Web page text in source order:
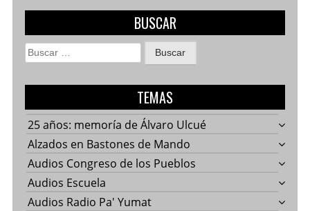
BUSCAR
Buscar:
TEMAS
25 años: memoría de Álvaro Ulcué
Alzados en Bastones de Mando
Audios Congreso de los Pueblos
Audios Escuela
Audios Radio Pa' Yumat